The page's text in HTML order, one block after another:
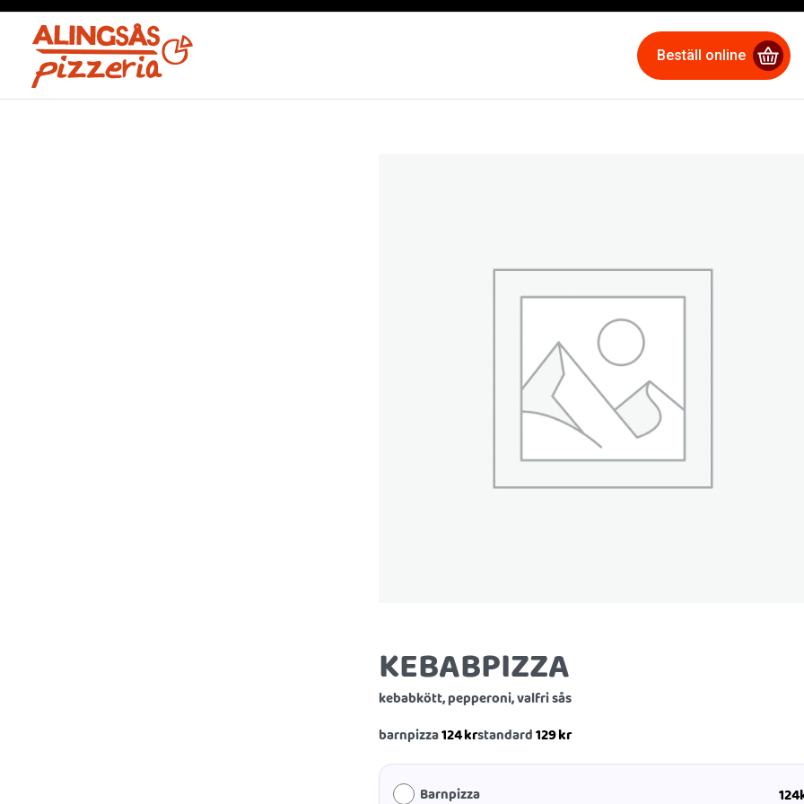
Beställ online
KEBABPIZZA
kebabkött, pepperoni, valfri sås
barnpizza124krstandard129kr
Barnpizza 124